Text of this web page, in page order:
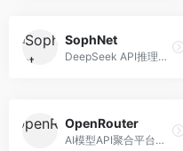
SophNet
DeepSeek API推理平台，专注于DeepSeek模型服务。面向开发者，提供DeepSeek模型API、高性能推理、低成本服务，推理效率高。
OpenRouter
AI模型API聚合平台，整合多种主流大模型。面向开发者，提供统一API接口、模型对比、成本优化等服务，模型选择灵活。